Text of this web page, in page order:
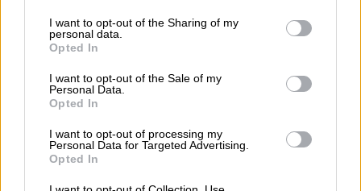
not limited to your visit or usage behaviour. You may click to
grant or deny consent to Google and its third-party tags to
use your data for below specified purposes in below Google
consent section.
I want to opt-out of the Sharing of my
personal data.
Opted In
I want to opt-out of the Sale of my
Personal Data.
Opted In
I want to opt-out of processing my
Personal Data for Targeted Advertising.
Opted In
αργή εσωτερική διαδικασία. Οι
αυτοδύναμες
κυβερνήσειςέχουν
και η Ελλάδα
χρειάζεται ταχύτητα (...). Εάν το μεγάλο
αφεντικό, ο ελληνικός λαός, διατάξει
συγκυβέρνηση, εμείς θα πούμε όχι;».
πρώτη κάλπηέχειαλλοιωμένο εκλογικό
σύστημα. Η απλή αναλογική είναι φρικώδες